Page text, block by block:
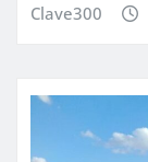
Clave300